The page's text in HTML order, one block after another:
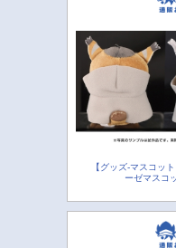
【グッズ-マスコッ
ーゼマスコ